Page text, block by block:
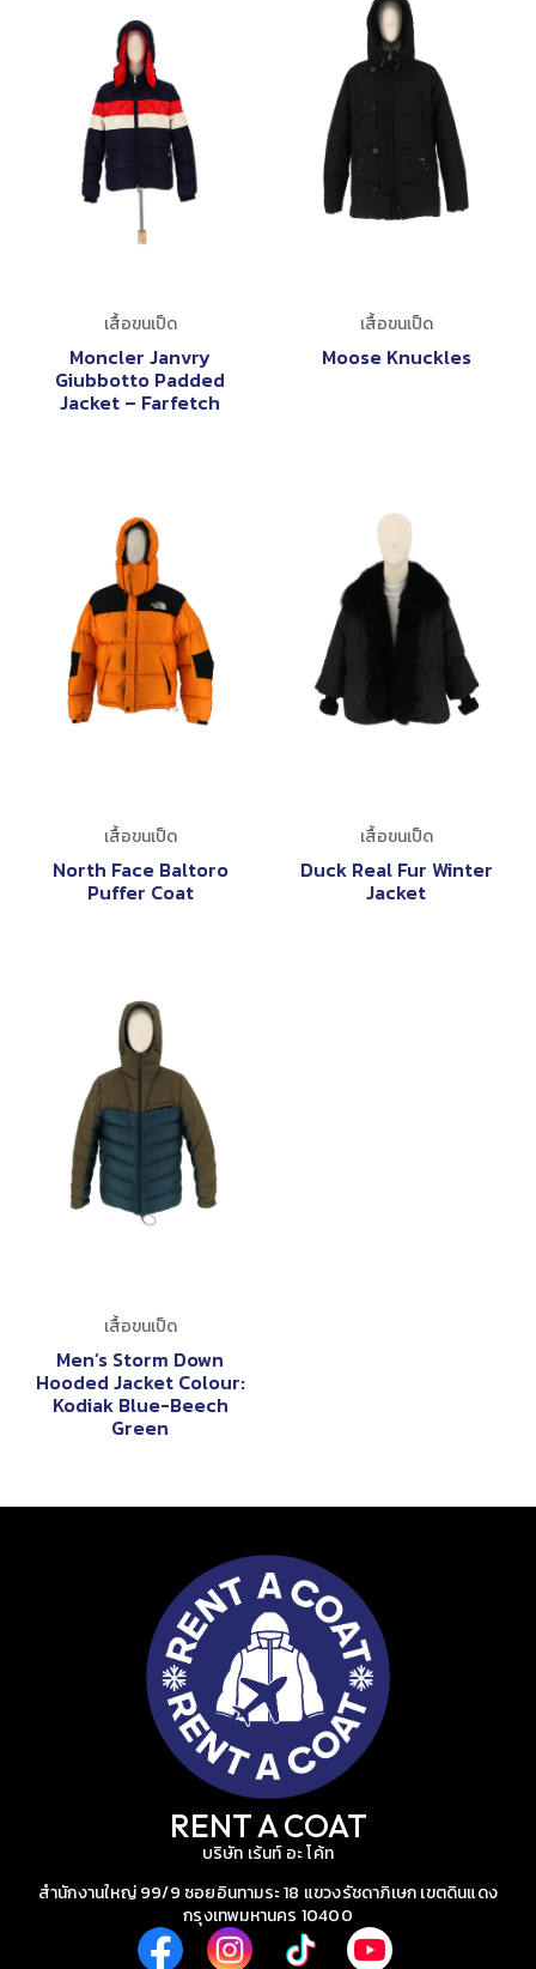
เสื้อขนเป็ด
Moncler Janvry
Giubbotto Padded
Jacket – Farfetch
เสื้อขนเป็ด
Moose Knuckles
เสื้อขนเป็ด
North Face Baltoro
Puffer Coat
เสื้อขนเป็ด
Duck Real Fur Winter
Jacket
เสื้อขนเป็ด
Men’s Storm Down
Hooded Jacket Colour:
Kodiak Blue-Beech
Green
RENT A COAT
บริษัท เร้นท์ อะ โค้ท
สำนักงานใหญ่ 99/9 ซอยอินทามระ 18 แขวงรัชดาภิเษก เขตดินแดง
กรุงเทพมหานคร 10400